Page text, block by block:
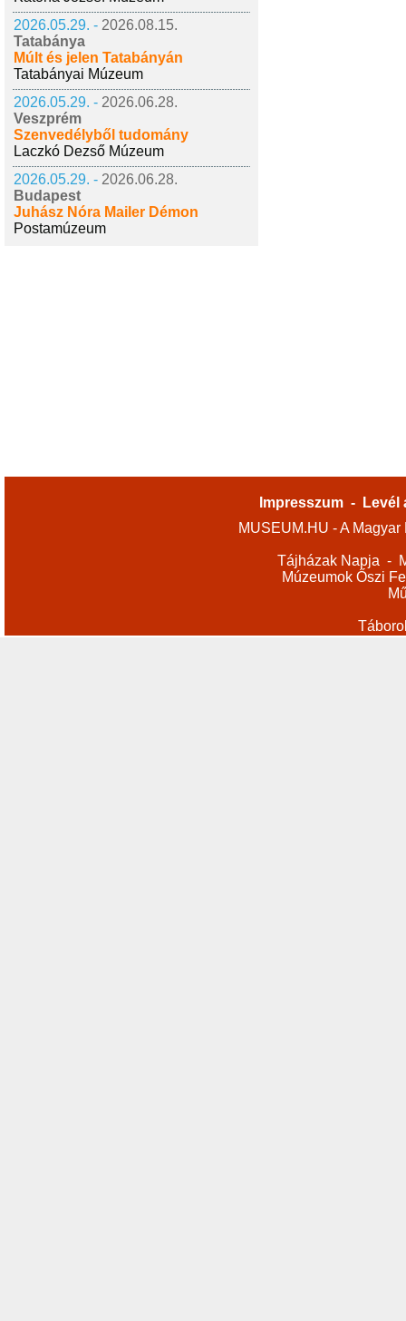
2026.05.29. - 2026.08.15.
Tatabánya
Múlt és jelen Tatabányán
Tatabányai Múzeum
2026.05.29. - 2026.06.28.
Veszprém
Szenvedélyből tudomány
Laczkó Dezső Múzeum
2026.05.29. - 2026.06.28.
Budapest
Juhász Nóra Mailer Démon
Postamúzeum
Impresszum -
Levél
MUSEUM.HU - A
Tájházak Napja -
Múzeumok Őszi